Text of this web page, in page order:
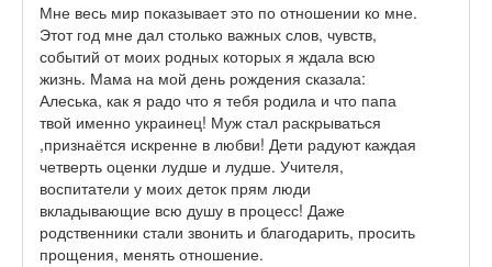
Мне весь мир показывает это по отношении ко мне.
Этот год мне дал столько важных слов, чувств,
событий от моих родных которых я ждала всю
жизнь. Мама на мой день рождения сказала:
Алеська, как я радо что я тебя родила и что папа
твой именно украинец! Муж стал раскрываться
,признаётся искренне в любви! Дети радуют каждая
четверть оценки лудше и лудше. Учителя,
воспитатели у моих деток прям люди
вкладывающие всю душу в процесс! Даже
родственники стали звонить и благодарить, просить
прощения, менять отношение.